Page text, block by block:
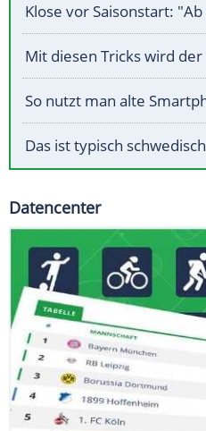
Klose vor Saisonstart:
Mit diesen Tricks wird
So nutzt man alte
Das ist typisch
Datencenter